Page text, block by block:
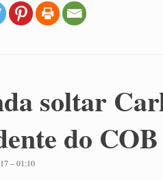
soltar
do COB
– 01:10